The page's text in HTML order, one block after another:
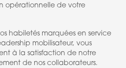
opérationnelle de votre
habiletés marquées en service
mobilisateur, vous
à la satisfaction de notre
de nos collaborateurs.